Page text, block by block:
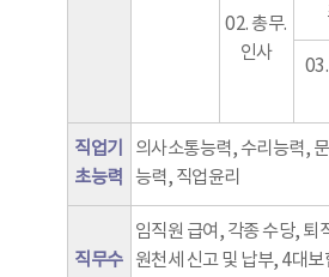
02. 총무.
인사
직업기
초능력
의사소통능력, 수리능력,
능력, 직업윤리
직무수
임직원 급여, 각종 수당, 퇴
원천세 신고 및 납부, 4대